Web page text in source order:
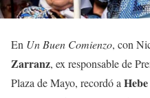
En Un Buen Comienzo, con
Zarranz, ex responsable de
Plaza de Mayo, recordó a